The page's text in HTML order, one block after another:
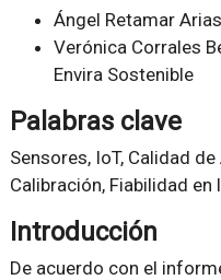
Ángel Retamar
Verónica Corrales
Envira Sostenible
Palabras clave
Sensores, IoT, Calidad
Calibración, Fiabilidad
Introducción
De acuerdo con el